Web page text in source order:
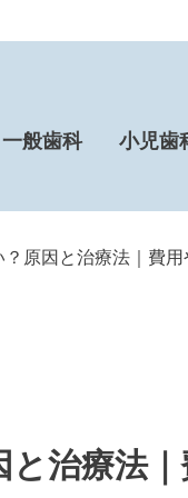
一般歯科 小児歯
原因と治療法｜費
治療法｜